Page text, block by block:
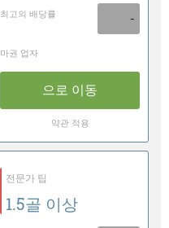
최고의 배당률 -
마권 업자
으로 이동
약관 적용
전문가 팁
1.5골 이상